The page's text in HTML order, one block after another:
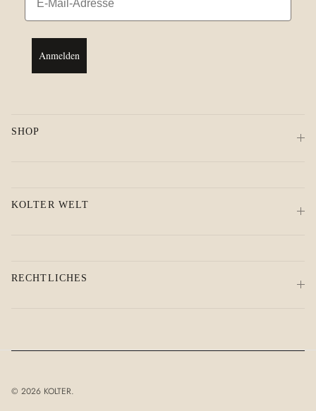
Anmelden
SHOP
KOLTER WELT
RECHTLICHES
© 2026 KOLTER.